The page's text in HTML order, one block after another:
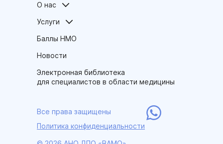
О нас
Услуги
Баллы НМО
Новости
Электронная библиотека
для специалистов в области медицины
Все права защищены
Политика конфиденциальности